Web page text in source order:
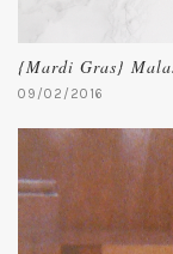
{Mardi Gras}
09/02/2016